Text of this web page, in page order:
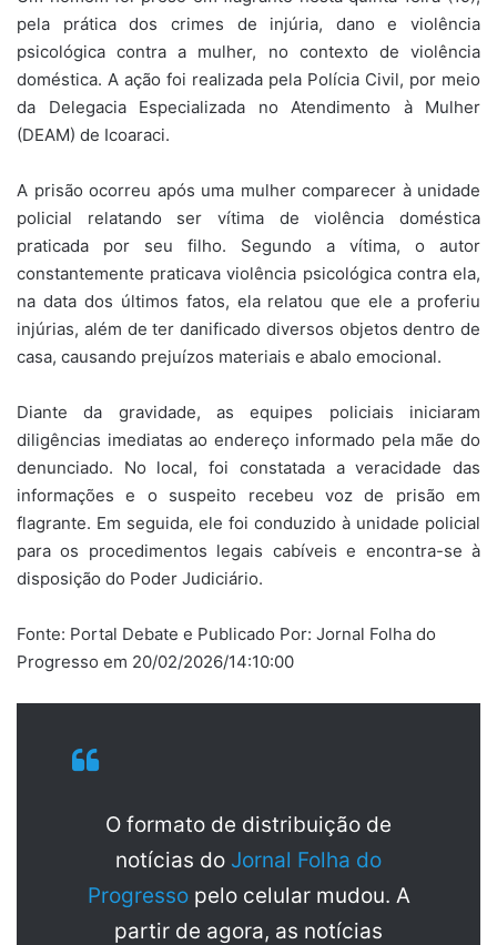
pela prática dos crimes de injúria, dano e violência
psicológica contra a mulher, no contexto de violência
doméstica. A ação foi realizada pela Polícia Civil, por meio
da Delegacia Especializada no Atendimento à Mulher
(DEAM) de Icoaraci.
A prisão ocorreu após uma mulher comparecer à unidade
policial relatando ser vítima de violência doméstica
praticada por seu filho. Segundo a vítima, o autor
constantemente praticava violência psicológica contra ela,
na data dos últimos fatos, ela relatou que ele a proferiu
injúrias, além de ter danificado diversos objetos dentro de
casa, causando prejuízos materiais e abalo emocional.
Diante da gravidade, as equipes policiais iniciaram
diligências imediatas ao endereço informado pela mãe do
denunciado. No local, foi constatada a veracidade das
informações e o suspeito recebeu voz de prisão em
flagrante. Em seguida, ele foi conduzido à unidade policial
para os procedimentos legais cabíveis e encontra-se à
disposição do Poder Judiciário.
Fonte: Portal Debate e Publicado Por: Jornal Folha do
Progresso em 20/02/2026/14:10:00
O formato de distribuição de
notícias do Jornal Folha do
Progresso pelo celular mudou. A
partir de agora, as notícias